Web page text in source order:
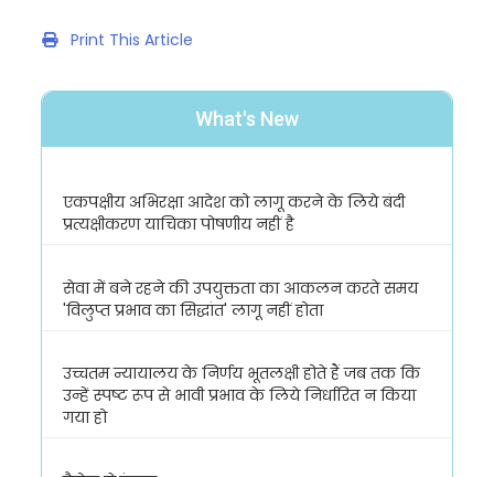
Print This Article
What's New
एकपक्षीय अभिरक्षा आदेश को लागू करने के लिये बंदी
प्रत्यक्षीकरण याचिका पोषणीय नहीं है
सेवा में बने रहने की उपयुक्तता का आकलन करते समय
'विलुप्त प्रभाव का सिद्धांत' लागू नहीं होता
उच्चतम न्यायालय के निर्णय भूतलक्षी होते हैं जब तक कि
उन्हें स्पष्ट रूप से भावी प्रभाव के लिये निर्धारित न किया
गया हो